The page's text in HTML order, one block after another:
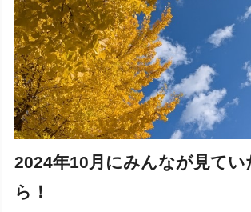
2024年10月にみんなが見てい
ら！